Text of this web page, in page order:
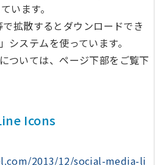
います。
拡散するとダウンロードでき
システムを使っています。
ついては、ページ下部をご覧下
Icons
2013/12/social-media-li